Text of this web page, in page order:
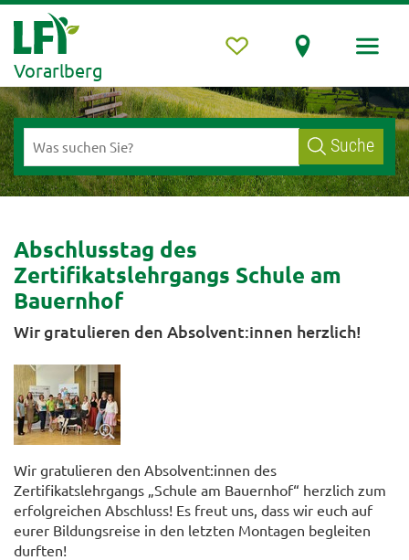
Vorarlberg
Suche
Abschlusstag des
Zertifikatslehrgangs Schule am
Bauernhof
Wir gratulieren den Absolvent:innen herzlich!
Wir gratulieren den Absolvent:innen des
Zertifikatslehrgangs „Schule am Bauernhof“ herzlich zum
erfolgreichen Abschluss! Es freut uns, dass wir euch auf
eurer Bildungsreise in den letzten Montagen begleiten
durften!